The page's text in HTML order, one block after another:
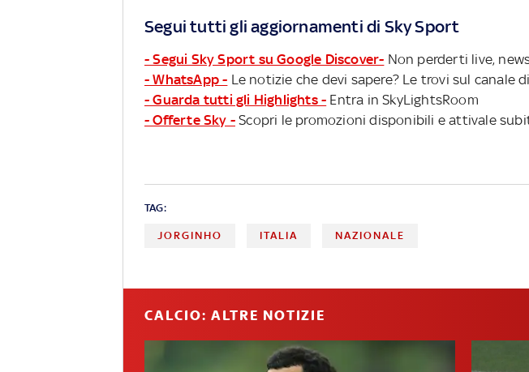
Segui tutti gli aggiornamenti di Sky Sport
- Segui Sky Sport su Google Discover- Non perderti live,
- WhatsApp - Le notizie che devi sapere? Le trovi sul canale
- Guarda tutti gli Highlights - Entra in SkyLightsRoom
- Offerte Sky - Scopri le promozioni disponibili e attivale
TAG:
JORGINHO ITALIA NAZIONALE
CALCIO: ALTRE NOTIZIE